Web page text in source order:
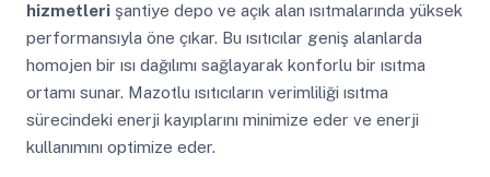
hizmetlerişantiye depo ve açık alan ısıtmalarında yüksek
performansıyla öne çıkar. Bu ısıtıcılar geniş alanlarda
homojen bir ısı dağılımı sağlayarak konforlu bir ısıtma
ortamı sunar. Mazotlu ısıtıcıların verimliliği ısıtma
sürecindeki enerji kayıplarını minimize eder ve enerji
kullanımını optimize eder.